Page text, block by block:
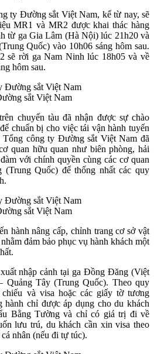
ty Đường sắt Việt Nam, kể từ nay, sẽ
MR1 và MR2 được khai thác hàng
từ ga Gia Lâm (Hà Nội) lúc 21h20 và
Quốc) vào 10h06 sáng hôm sau.
sẽ rời ga Nam Ninh lúc 18h05 và về
hôm sau.
sắt Việt Nam
chuyến tàu đã nhận được sự chào
chuẩn bị cho việc tái vận hành tuyến
Tổng công ty Đường sắt Việt Nam đã
quan hữu quan như biên phòng, hải
với chính quyền cùng các cơ quan
(Trung Quốc) để thống nhất các quy
sắt Việt Nam
hành nâng cấp, chỉnh trang cơ sở vật
đảm bảo phục vụ hành khách một
nhập cảnh tại ga Đồng Đăng (Việt
Quảng Tây (Trung Quốc). Theo quy
và visa hoặc các giấy tờ tương
chỉ được áp dụng cho du khách
Bằng Tường và chỉ có giá trị đi về
lưu trú, du khách cần xin visa theo
nhân (nếu đi tự túc).